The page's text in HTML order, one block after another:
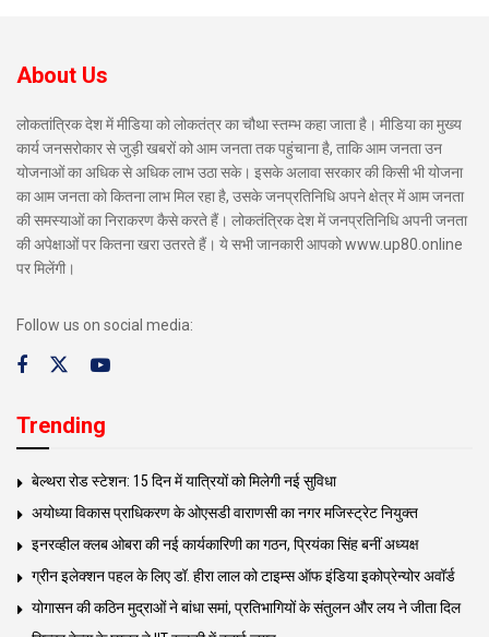
About Us
लोकतांत्रिक देश में मीडिया को लोकतंत्र का चौथा स्तम्भ कहा जाता है। मीडिया का मुख्य
कार्य जनसरोकार से जुड़ी खबरों को आम जनता तक पहुंचाना है, ताकि आम जनता उन
योजनाओं का अधिक से अधिक लाभ उठा सके। इसके अलावा सरकार की किसी भी योजना
का आम जनता को कितना लाभ मिल रहा है, उसके जनप्रतिनिधि अपने क्षेत्र में आम जनता
की समस्याओं का निराकरण कैसे करते हैं। लोकतंत्रिक देश में जनप्रतिनिधि अपनी जनता
की अपेक्षाओं पर कितना खरा उतरते हैं। ये सभी जानकारी आपको www.up80.online
पर मिलेंगी।
Follow us on social media:
Trending
बेल्थरा रोड स्टेशन: 15 दिन में यात्रियों को मिलेगी नई सुविधा
अयोध्या विकास प्राधिकरण के ओएसडी वाराणसी का नगर मजिस्ट्रेट नियुक्त
इनरव्हील क्लब ओबरा की नई कार्यकारिणी का गठन, प्रियंका सिंह बनीं अध्यक्ष
ग्रीन इलेक्शन पहल के लिए डॉ. हीरा लाल को टाइम्स ऑफ इंडिया इकोप्रेन्योर अवॉर्ड
योगासन की कठिन मुद्राओं ने बांधा समां, प्रतिभागियों के संतुलन और लय ने जीता दिल